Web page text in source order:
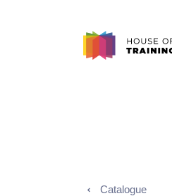
Catalogue